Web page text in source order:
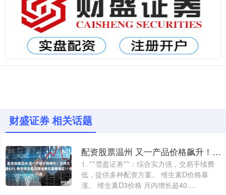
财盛证券 相关话题
配资股票温州 又一产品价格飙升！月内大涨42% 最牛概念股前瞻业绩有望暴增超11倍
1. **雪盈证券**：综合实力强，交易手续费
低，提供多种配资方案。 维生素D价格暴
涨。 维生素D3价格 月内增长超40....